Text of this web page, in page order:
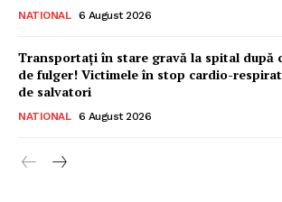
NATIONAL 6 August 2026
Transportați în stare gravă la spital după
de fulger! Victimele în stop cardio-
de salvatori
NATIONAL 6 August 2026